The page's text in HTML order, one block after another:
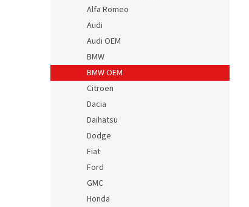
Alfa Romeo
Audi
Audi OEM
BMW
BMW OEM
Citroen
Dacia
Daihatsu
Dodge
Fiat
Ford
GMC
Honda